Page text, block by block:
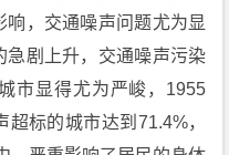
，交通噪声问题尤为显
急剧上升，交通噪声污染
市显得尤为严峻，1955
标的城市达到71.4%，